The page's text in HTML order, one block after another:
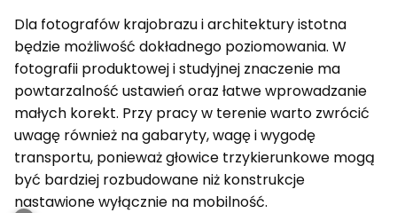
Dla fotografów krajobrazu i architektury istotna
będzie możliwość dokładnego poziomowania. W
fotografii produktowej i studyjnej znaczenie ma
powtarzalność ustawień oraz łatwe wprowadzanie
małych korekt. Przy pracy w terenie warto zwrócić
uwagę również na gabaryty, wagę i wygodę
transportu, ponieważ głowice trzykierunkowe mogą
być bardziej rozbudowane niż konstrukcje
nastawione wyłącznie na mobilność.